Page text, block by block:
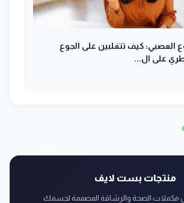
العصبي: كيف تتغلبين على الجوع
على ال...
منتجات بست لايف
الصحة والرشاقة المصممة لجسمك